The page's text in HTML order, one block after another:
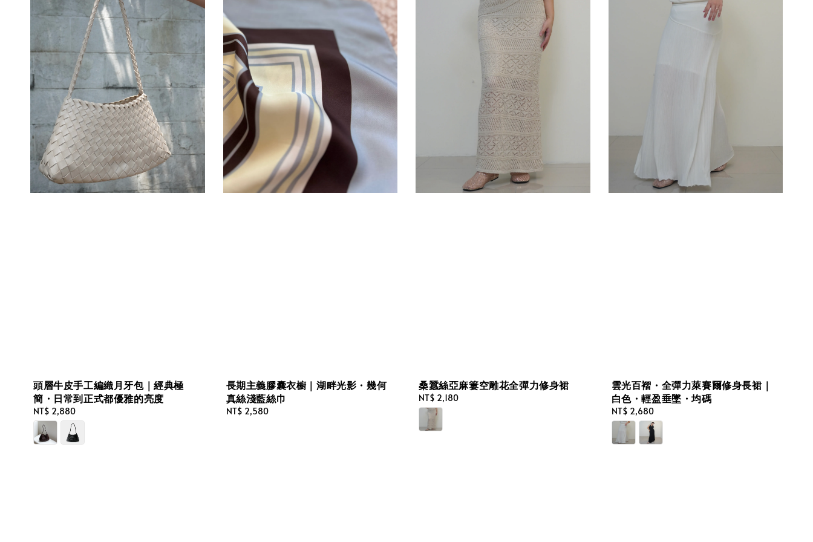
頭層牛皮手工編織月牙包｜經典極
簡・日常到正式都優雅的亮度
Regular
price
NT$ 2,880
長期主義膠囊衣櫥｜湖畔光影・幾何
真絲淺藍絲巾
Regular
NT$ 2,580
桑蠶絲亞麻簍空雕花全彈力修身裙
Regular
price
NT$ 2,180
雲光百褶・全彈力萊賽爾修身長裙｜
白色・輕盈垂墜・均碼
Regular
price
NT$ 2,680